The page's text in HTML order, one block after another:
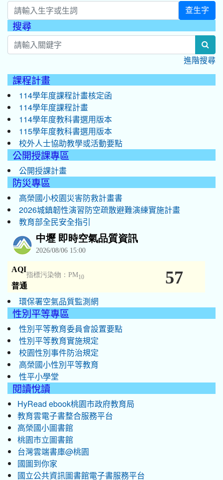
查生字
搜尋
進階搜尋
課程計畫
114學年度課程計畫核定函
114學年度課程計畫
114學年度教科書選用版本
115學年度教科書選用版本
校外人士協助教學或活動要點
公開授課專區
公開授課計畫
防災專區
高榮國小校園災害防救計畫書
2026城鎮韌性演習防空疏散避難演練實施計畫
教育部全民安全指引
環保署空氣品質監測網
性別平等專區
性別平等教育委員會設置要點
性別平等教育實施規定
校園性別事件防治規定
高榮國小性別平等教育
性平小學堂
閱讀悅讀
HyRead ebook桃園市政府教育局
教育雲電子書整合服務平台
高榮國小圖書館
桃園市立圖書館
台灣雲端書庫@桃園
國圖到你家
國立公共資訊圖書館電子書服務平台